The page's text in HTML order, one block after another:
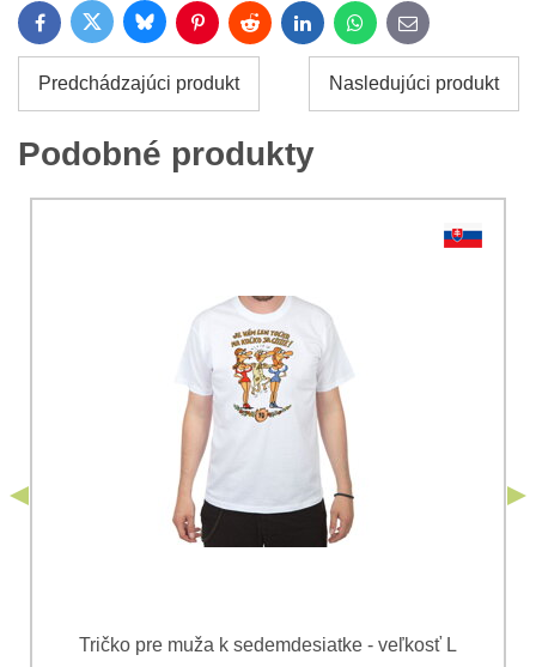
Názov:
Meno:*
Súhlasím so spracovaním osobných údajov za účelom
odoslania formulára. Oboznámil som sa s
Ochrany osobných údajovspoločnosti Bomba
*
Váš e-mail:*
FacebookTwitter BlueskyPinterestReddit LinkedInWhatsApp
E-
mail
Predchádzajúci produkt Nasledujúci produkt
Podobné produkty
Tričko pre muža k sedemdesiatke - veľkosť L